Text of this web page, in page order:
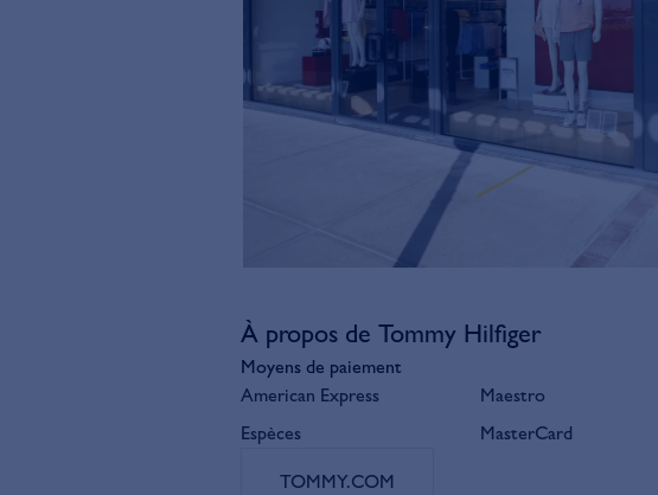
À propos de Tommy Hilfiger
Moyens de paiement
American Express
Espèces
Maestro
MasterCard
TOMMY.COM